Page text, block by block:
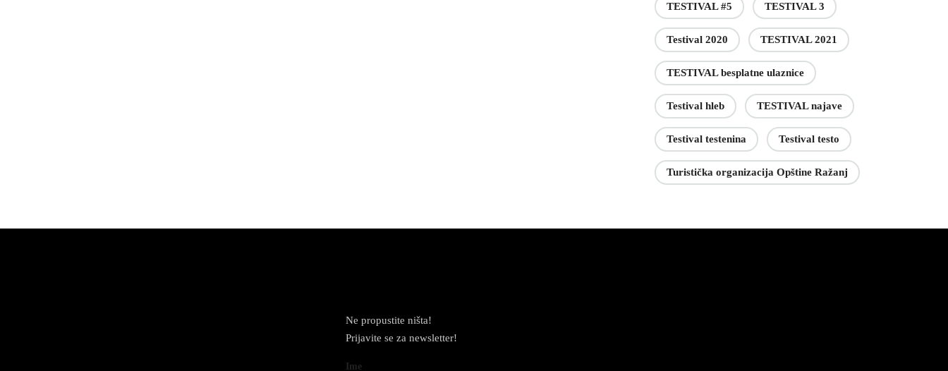
TESTIVAL #5 TESTIVAL 3
Testival 2020 TESTIVAL 2021
TESTIVAL besplatne ulaznice
Testival hleb TESTIVAL najave
Testival testenina Testival testo
Turistička organizacija Opštine Ražanj
Ne propustite ništa!
Prijavite se za newsletter!
Ime